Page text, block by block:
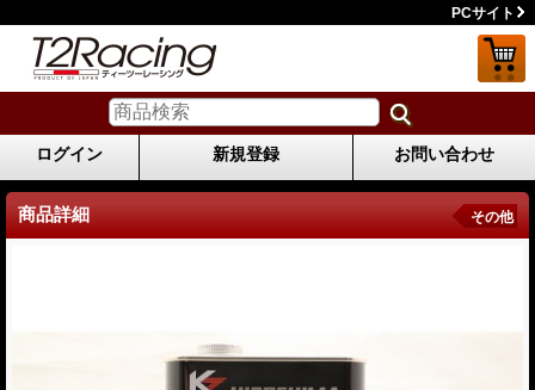
PCサイト
ログイン 新規登録 お問い合わせ
商品詳細 その他